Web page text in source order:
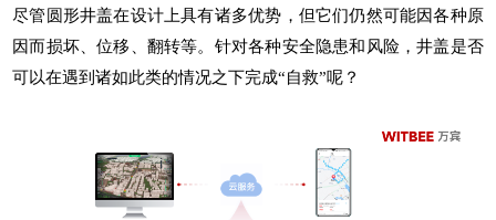
尽管圆形井盖在设计上具有诸多优势，但它们仍然可能因各种原
因而损坏、位移、翻转等。针对各种安全隐患和风险，井盖是否
可以在遇到诸如此类的情况之下完成“自救”呢？